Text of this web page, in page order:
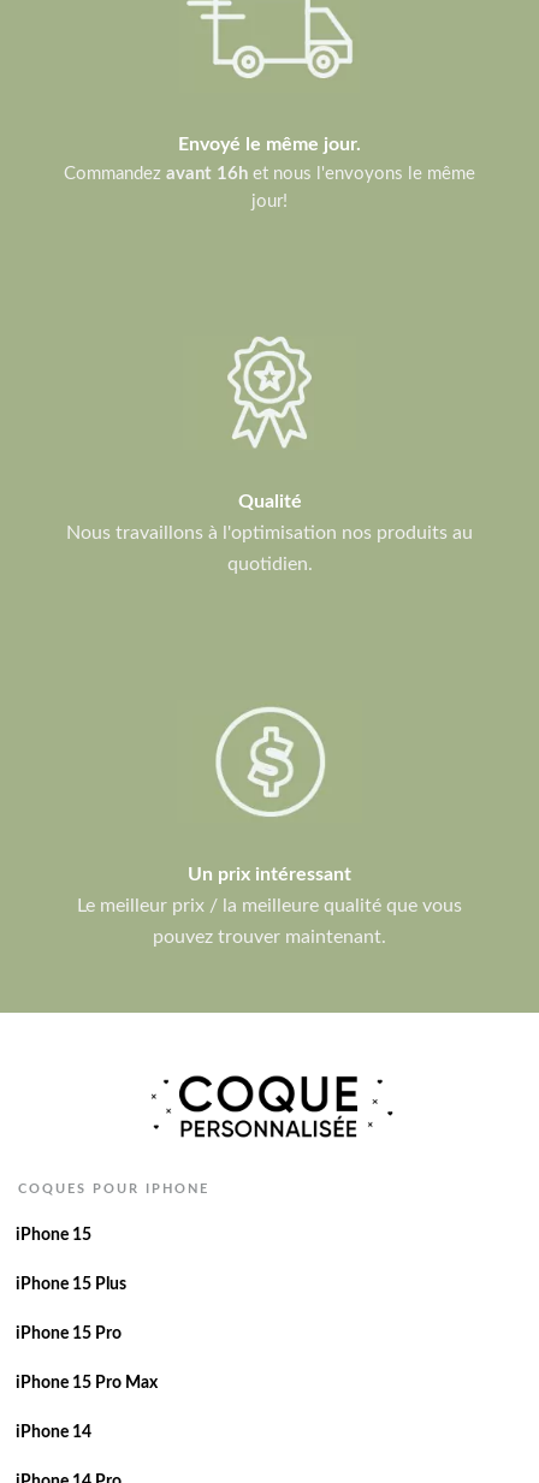
Envoyé le même jour.
Commandez avant 16h et nous l'envoyons le même
jour!
Qualité
Nous travaillons à l'optimisation nos produits au
quotidien.
Un prix intéressant
Le meilleur prix / la meilleure qualité que vous
pouvez trouver maintenant.
COQUES POUR IPHONE
iPhone 15
iPhone 15 Plus
iPhone 15 Pro
iPhone 15 Pro Max
iPhone 14